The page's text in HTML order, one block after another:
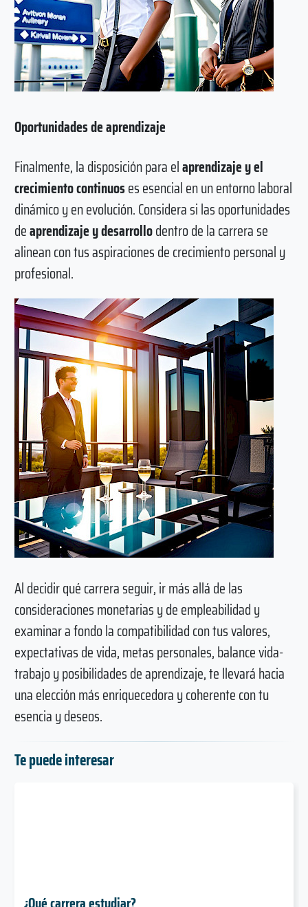
Oportunidades de aprendizaje
Finalmente, la disposición para elaprendizaje y el
crecimiento continuoses esencial en un entorno laboral
dinámico y en evolución. Considera si las oportunidades
deaprendizaje y desarrollodentro de la carrera se
alinean con tus aspiraciones de crecimiento personal y
profesional.
Al decidir qué carrera seguir, ir más allá de las
consideraciones monetarias y de empleabilidad y
examinar a fondo la compatibilidad con tus valores,
expectativas de vida, metas personales, balance vida-
trabajo y posibilidades de aprendizaje, te llevará hacia
una elección más enriquecedora y coherente con tu
esencia y deseos.
Te puede interesar